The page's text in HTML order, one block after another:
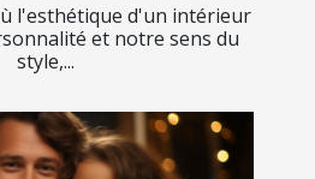
l'esthétique d'un intérieur
et notre sens du
style,...